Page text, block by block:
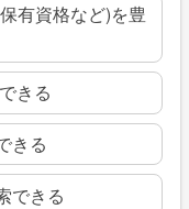
有資格など)を豊
きる
きる
できる